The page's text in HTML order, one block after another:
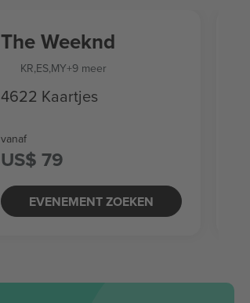
The Weeknd
KR,ES,MY+9 meer
4622 Kaartjes
vanaf
US$ 79
EVENEMENT ZOEKEN